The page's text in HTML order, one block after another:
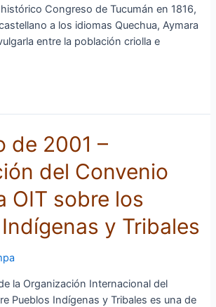
Congreso de Tucumán en 1816,
a los idiomas Quechua, Aymara
entre la población criolla e
de 2001 –
del Convenio
OIT sobre los
y Tribales
la Organización Internacional del
Pueblos Indígenas y Tribales es una de